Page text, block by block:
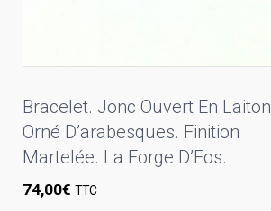
Bracelet. Jonc Ouvert En Laiton
Orné D’arabesques. Finition
Martelée. La Forge D’Eos.
74,00€ TTC